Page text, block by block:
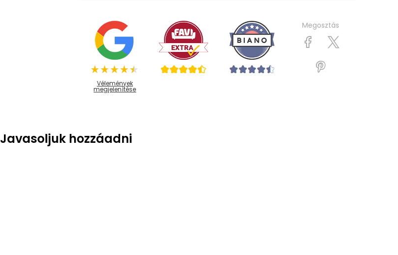
Vélemények
megjelenítése
Megosztás
Javasoljuk hozzáadni